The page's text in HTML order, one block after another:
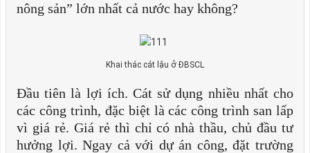
nông sản” lớn nhất cả nước hay không?
Khai thác cát lậu ở ĐBSCL
Đầu tiên là lợi ích. Cát sử dụng nhiều nhất cho
các công trình, đặc biệt là các công trình san lấp
vì giá rẻ. Giá rẻ thì chỉ có nhà thầu, chủ đầu tư
hưởng lợi. Ngay cả với dự án công, đặt trường